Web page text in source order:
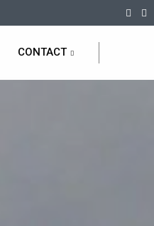
CONTACT